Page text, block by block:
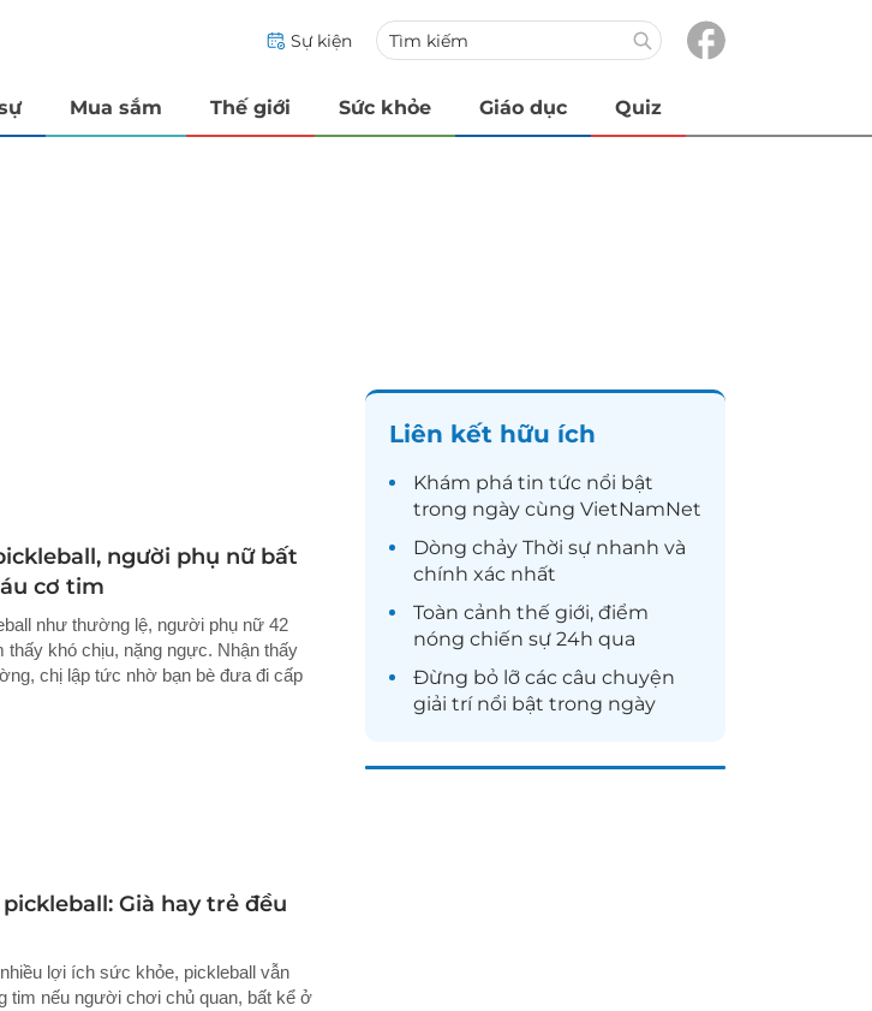
Sự kiện
Mua sắm Thế giới Sức khỏe Giáo dục Quiz
người phụ nữ bất
cơ tim
như thường lệ, người phụ nữ 42
thấy khó chịu, nặng ngực. Nhận thấy
chị lập tức nhờ bạn bè đưa đi cấp
Già hay trẻ đều
lợi ích sức khỏe, pickleball vẫn
tim nếu người chơi chủ quan, bất kể ở
Liên kết hữu ích
Khám phá tin tức nổi bật
trong ngày cùng VietNamNet
Dòng chảy Thời sự nhanh và
chính xác nhất
Toàn cảnh thế giới, điểm
nóng chiến sự 24h qua
Đừng bỏ lỡ các câu chuyện
giải trínổi bật trong ngày